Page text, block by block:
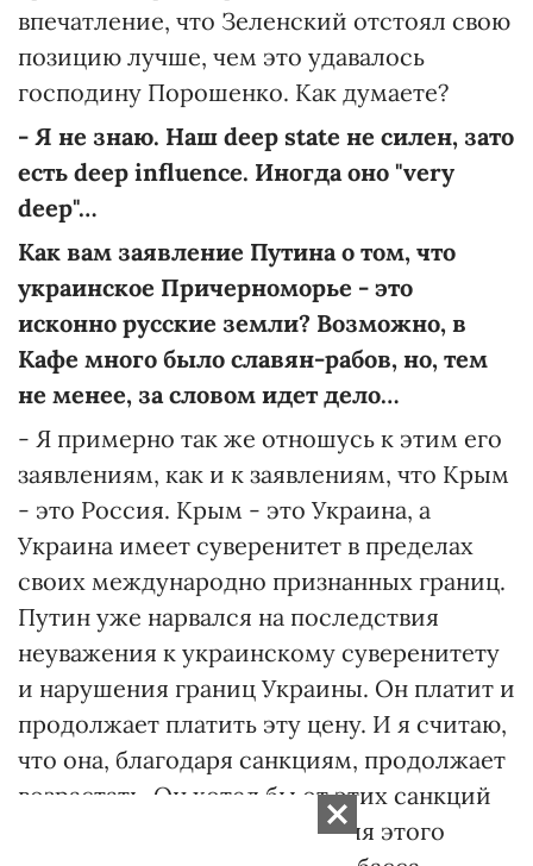
впечатление, что Зеленский отстоял свою
позицию лучше, чем это удавалось
господину Порошенко. Как думаете?
- Я не знаю. Наш deep state не силен, зато
есть deep influence. Иногда оно "very
deep"…
Как вам заявление Путина о том, что
украинское Причерноморье - это
исконно русские земли? Возможно, в
Кафе много было славян-рабов, но, тем
не менее, за словом идет дело…
- Я примерно так же отношусь к этим его
заявлениям, как и к заявлениям, что Крым
- это Россия. Крым - это Украина, а
Украина имеет суверенитет в пределах
своих международно признанных границ.
Путин уже нарвался на последствия
неуважения к украинскому суверенитету
и нарушения границ Украины. Он платит и
продолжает платить эту цену. И я считаю,
что она, благодаря санкциям, продолжает
возрастать. Он хотел бы от этих санкций
избавиться, и он знает, что для этого